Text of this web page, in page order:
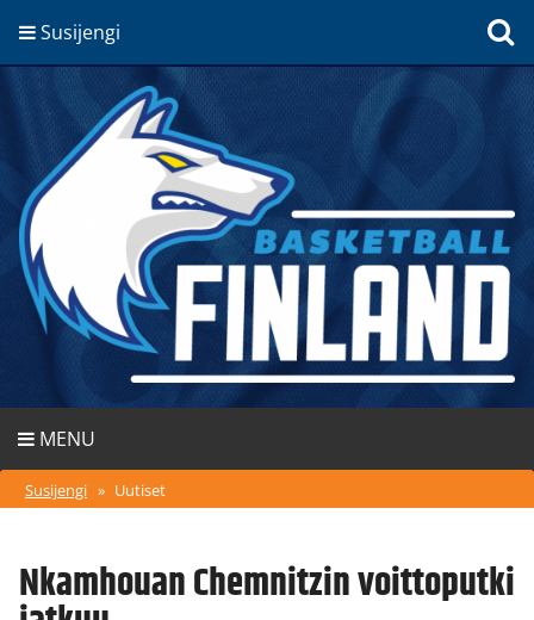
Susijengi
MENU
Susijengi » Uutiset
Nkamhouan Chemnitzin voittoputki